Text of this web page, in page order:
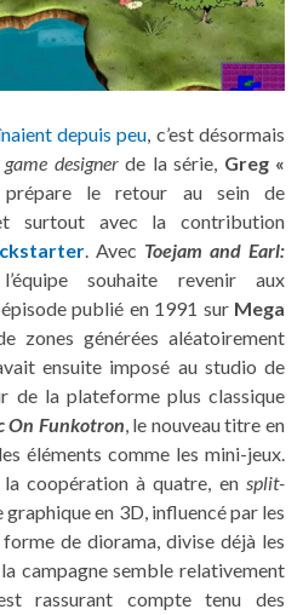
depuis peu, c’est désormais
game designerde la série, Greg «
le retour au sein de
surtout avec la contribution
. Avec Toejam and Earl:
souhaite revenir aux
publié en 1991 sur Mega
zones générées aléatoirement
ensuite imposé au studio de
de la plateforme plus classique
On Funkotron, le nouveau titre en
éléments comme les mini-jeux.
coopération à quatre, en split-
graphique en 3D, influencé par les
de diorama, divise déjà les
campagne semble relativement
rassurant compte tenu des